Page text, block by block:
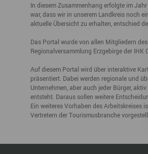
Büro- & Gewerberäume
Veranstaltungsmanagement
Gewerberäume mieten
Ausstellungsflächen mieten
In diesem Zusammenhang erfolgte im
war, dass wir in unserem Landkreis noch
aktuelle Übersicht zu erhalten, entschied
Das Portal wurde von allen Mitgliedern
Regionalversammlung Erzgebirge der IHK
Auf diesem Portal wird über interaktive
präsentiert. Dabei werden regionale und
Unternehmen, aber auch jeder Bürger,
entsteht. Daraus sollen weitere
Ein weiteres Vorhaben des Arbeitskreises
Vertretern der Tourismusbranche